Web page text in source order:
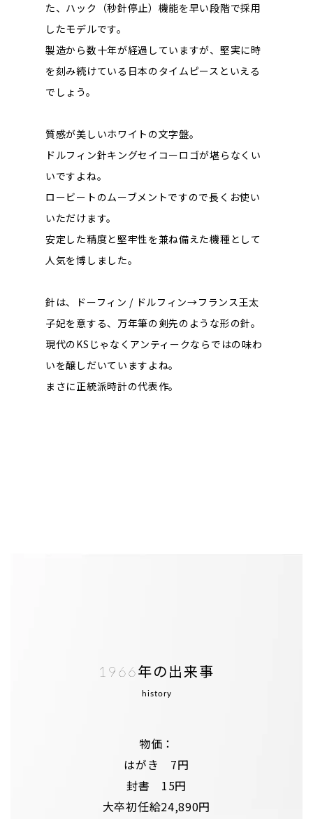
た、ハック（秒針停止）機能を早い段階で採用
したモデルです。
製造から数十年が経過していますが、堅実に時
を刻み続けている日本のタイムピースといえる
でしょう。
質感が美しいホワイトの文字盤。
ドルフィン針キングセイコーロゴが堪らなくい
いですよね。
ロービートのムーブメントですので長くお使い
いただけます。
安定した精度と堅牢性を兼ね備えた機種として
人気を博しました。
針は、ドーフィン / ドルフィン→フランス王太
子妃を意する、万年筆の剣先のような形の針。
現代のKSじゃなくアンティークならではの味わ
いを醸しだいていますよね。
まさに正統派時計の代表作。
1966年の出来事
history
物価：
はがき 7円
封書 15円
大卒初任給24,890円